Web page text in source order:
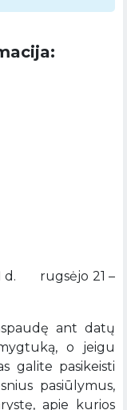
d. rugsėjo 21 –
ant datų
o jeigu
galite pasikeisti
pasiūlymus,
apie kurios